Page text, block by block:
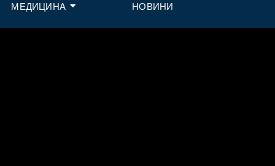
МЕДИЦИНА НОВИНИ